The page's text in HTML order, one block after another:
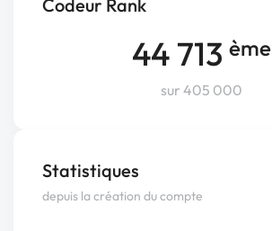
Codeur Rank
44 713 ème
sur 405 000
Statistiques
depuis la création du compte